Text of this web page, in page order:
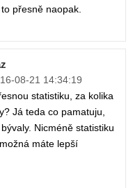
přesně naopak.
08-21 14:34:19
statistiku, za kolika
Já teda co pamatuju,
Nicméně statistiku
máte lepší